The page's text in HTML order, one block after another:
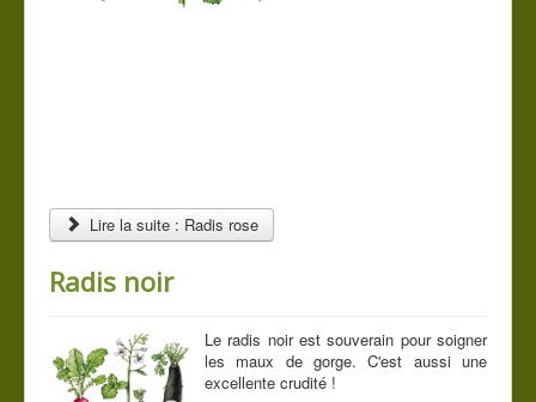
Lire la suite : Radis rose
Radis noir
Le radis noir est souverain pour soigner
les maux de gorge. C'est aussi une
excellente crudité !